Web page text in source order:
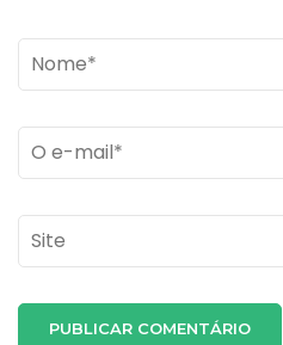
Name*
Email *
Site